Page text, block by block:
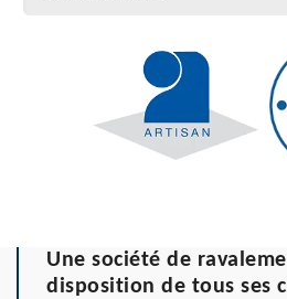
Une société de
disposition de tous ses